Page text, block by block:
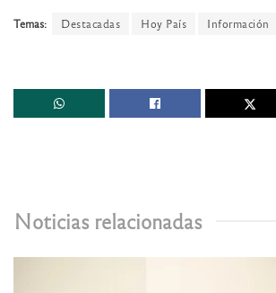
Temas: Destacadas Hoy País Información
Noticias relacionadas